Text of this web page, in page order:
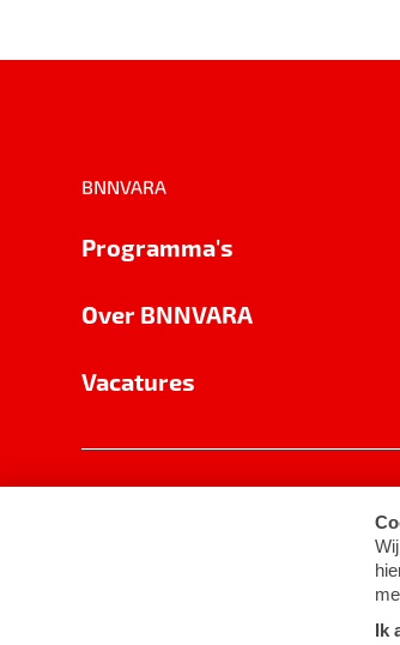
BNNVARA
Programma's
Over BNNVARA
Vacatures
Cookie-instellingen